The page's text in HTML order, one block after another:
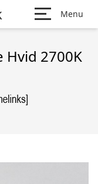
Menu
Hvid 2700K